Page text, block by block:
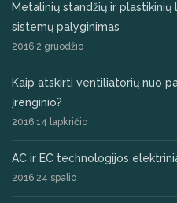
Metalinių standžių ir
sistemų palyginimas
2016 2 gruodžio
Kaip atskirti ventiliatorių nuo
įrenginio?
2016 14 lapkričio
AC ir EC technologijos
2016 24 spalio